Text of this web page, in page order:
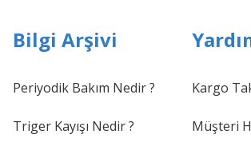
Bilgi Arşivi
Periyodik Bakım Nedir ?
Triger Kayışı Nedir ?
Kargo
Müşteri